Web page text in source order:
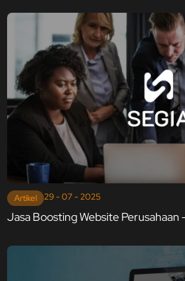
Artikel 29 - 07 - 2025
Jasa Boosting Website Perusahaan